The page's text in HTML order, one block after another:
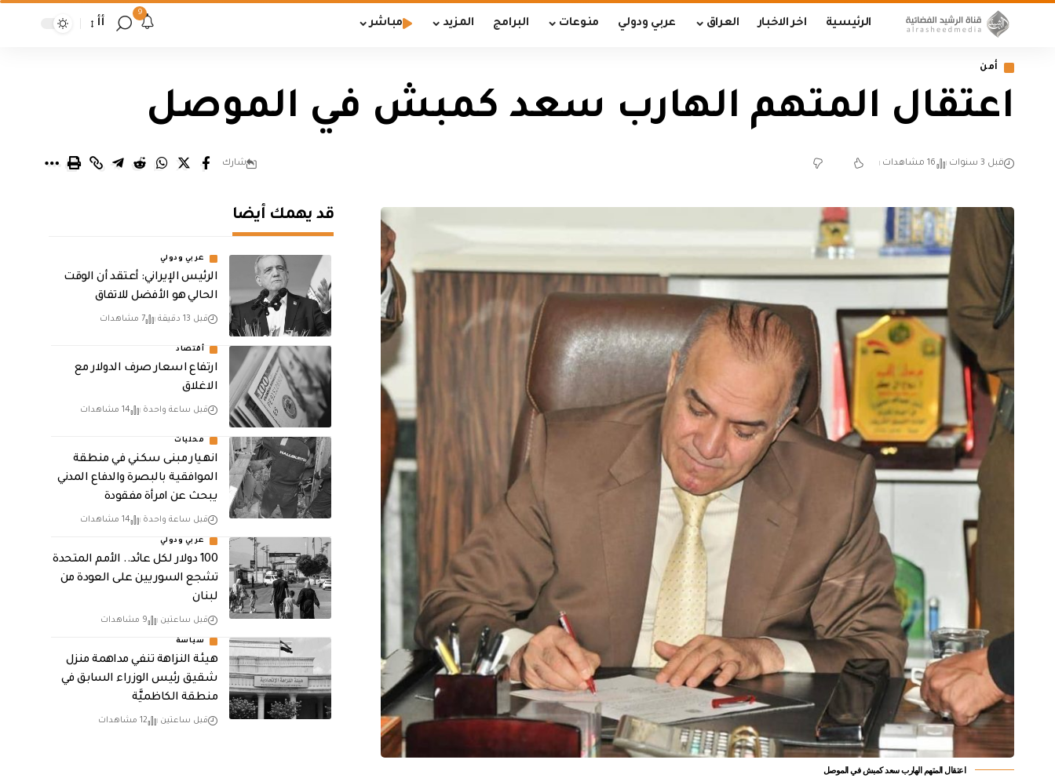
الرئيسية اخر الاخبار العراق عربي ودولي منوعات البرامج المزيد مباشر
9
أأ
أمن
اعتقال المتهم الهارب سعد كمبش في الموصل
قبل 3 سنوات 16 مشاهدات شارك
اعتقال المتهم الهارب سعد كمبش في الموصل
قد يهمك أيضا
عربي ودولي
الرئيس الإيراني: أعتقد أن الوقت
الحالي هو الأفضل للاتفاق
قبل 13 دقيقة 7 مشاهدات
أقتصاد
ارتفاع اسعار صرف الدولار مع
الاغلاق
قبل ساعة واحدة 14 مشاهدات
محليات
انهيار مبنى سكني في منطقة
الموافقية بالبصرة والدفاع المدني
يبحث عن امرأة مفقودة
قبل ساعة واحدة 14 مشاهدات
عربي ودولي
100 دولار لكل عائد.. الأمم المتحدة
تشجع السوريين على العودة من
لبنان
قبل ساعتين 9 مشاهدات
سياسة
هيئة النزاهة تنفي مداهمة منزل
شقيق رئيس الوزراء السابق في
منطقة الكاظميَّة
قبل ساعتين 12 مشاهدات